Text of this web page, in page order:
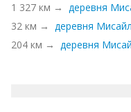
1 327 км → деревня
32 км → деревня
204 км → деревня